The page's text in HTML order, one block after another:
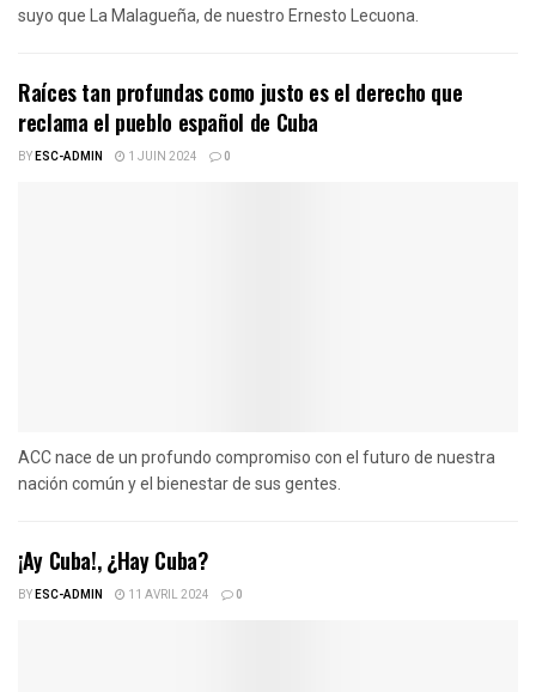
suyo que La Malagueña, de nuestro Ernesto Lecuona.
Raíces tan profundas como justo es el derecho que
reclama el pueblo español de Cuba
BYESC-ADMIN 1 JUIN 2024 0
ACC nace de un profundo compromiso con el futuro de nuestra
nación común y el bienestar de sus gentes.
¡Ay Cuba!, ¿Hay Cuba?
BYESC-ADMIN 11 AVRIL 2024 0